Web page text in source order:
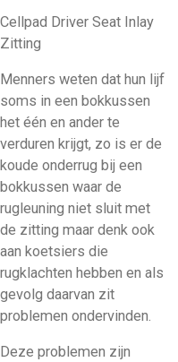
Cellpad Driver Seat Inlay
Zitting
Menners weten dat hun lijf
soms in een bokkussen
het één en ander te
verduren krijgt, zo is er de
koude onderrug bij een
bokkussen waar de
rugleuning niet sluit met
de zitting maar denk ook
aan koetsiers die
rugklachten hebben en als
gevolg daarvan zit
problemen ondervinden.
Deze problemen zijn